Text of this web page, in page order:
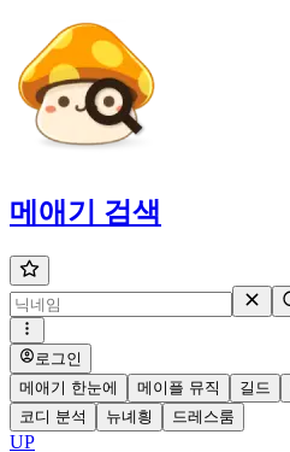
메애기 검색
로그인
메애기 한눈에
메이플 뮤직 길드
코디 분석
뉴녜힁 드레스룸
UP